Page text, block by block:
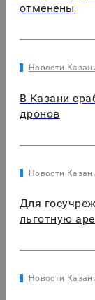
отменены
Новости
В Казани
дронов
Новости
Для
льготную
Новости